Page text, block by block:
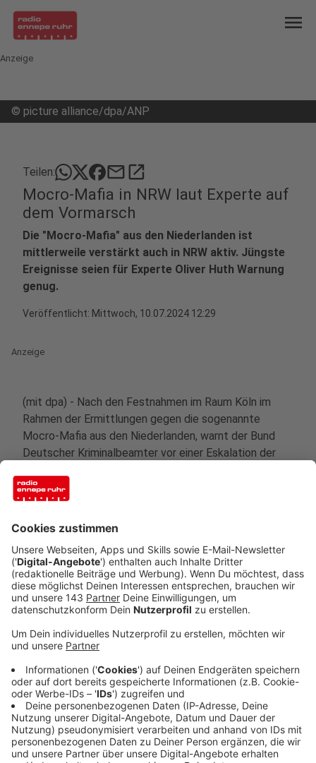
menu
Anzeige
© picture alliance/dpa/ANP
Teilen: mailopen_in_new
Mocro-Mafia in NRW laut Experte auf
dem Vormarsch
Die "Mocro-Mafia" aus den Niederlanden ist
mittlerweile verstärkt auch in NRW aktiv. Jüngste
Ereignisse seien für Experte Oliver Huth Warnung
genug.
Veröffentlicht: Mittwoch, 10.07.2024 12:29
Anzeige
(mit dpa) - Nach den Festnahmen im Raum Köln im
Rahmen der Ermittlungen gegen die sogenannte
Mocro-Mafia aus den Niederlanden, warnt der Bund
Deutscher Kriminalbeamter vor einer Eskalation der
Explosionen der vergangenen Tage an verschiedenen
Orten in NRW seien ein Signal und eine Warnung der
"Mocro-Mafia" an die Szene der organisierten
Kriminalität gewesen, so Oliver Huth,
Landesvorsitzender des Bundes Deutscher
Kriminalbeamter (BDK). "Was man nun sieht, ist, dass
die Täter gar nicht davor zurückscheuen,
länderübergreifend hier in Deutschland aktiv zu
geworden. Eine Festnahme nehme man
Warnung an die Zivilgesellschaft - vor allem in NRW.
"Was sie von Frieden hält, ist der Mafia ziemlich egal",
sagt Huth.
Anzeige